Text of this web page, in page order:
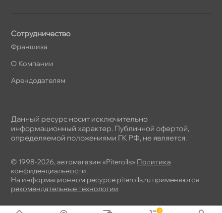
Сотрудничество
Франшиза
О Компании
Арендодателям
© 1998-2026, автомагазин «Piteroils» Политика
конфиденциальности,
На информационном ресурсе piteroils.ru применяются
рекомендательные технологии
Данный ресурс носит исключительно
информационный характер. Публичной офертой,
определяемой положениями ГК РФ, не является.
0